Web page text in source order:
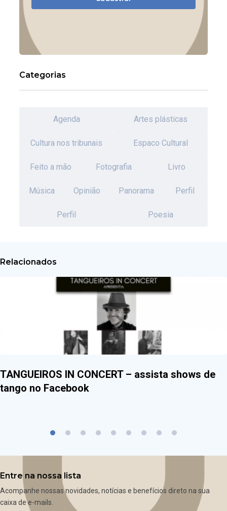
Categorias
Agenda Artes plásticas
Cultura nos tribunais Espaco Cultural
Feito a mão Fotografia Livro
Música Opinião Panorama Perfil
Perfil Poesia
Relacionados
TANGUEIROS IN CONCERT – assista shows de
tango no Facebook
Entre na nossa lista
Acompanhe nossas novidades, notícias e benefícios direto na sua
caixa de e-mails.